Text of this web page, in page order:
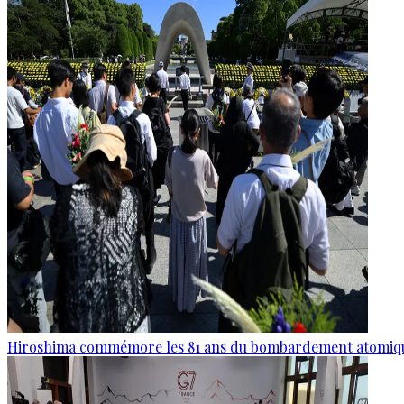
Hiroshima commémore les 81 ans du bombardement